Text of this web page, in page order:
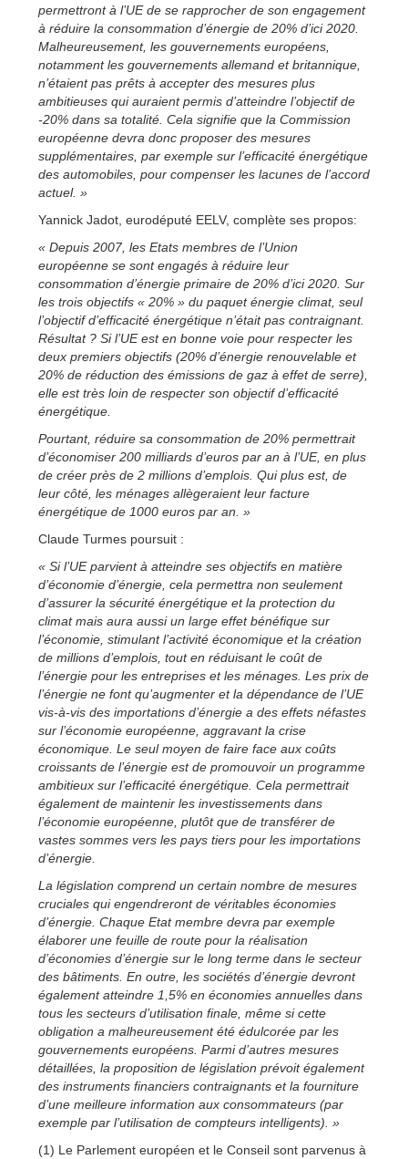
permettront à l’UE de se rapprocher de son engagement
à réduire la consommation d’énergie de 20% d’ici 2020.
Malheureusement, les gouvernements européens,
notamment les gouvernements allemand et britannique,
n’étaient pas prêts à accepter des mesures plus
ambitieuses qui auraient permis d’atteindre l’objectif de
-20% dans sa totalité. Cela signifie que la Commission
européenne devra donc proposer des mesures
supplémentaires, par exemple sur l’efficacité énergétique
des automobiles, pour compenser les lacunes de l’accord
actuel. »
Yannick Jadot, eurodéputé EELV, complète ses propos:
« Depuis 2007, les Etats membres de l’Union
européenne se sont engagés à réduire leur
consommation d’énergie primaire de 20% d’ici 2020. Sur
les trois objectifs « 20% » du paquet énergie climat, seul
l’objectif d’efficacité énergétique n’était pas contraignant.
Résultat ? Si l’UE est en bonne voie pour respecter les
deux premiers objectifs (20% d’énergie renouvelable et
20% de réduction des émissions de gaz à effet de serre),
elle est très loin de respecter son objectif d’efficacité
énergétique.
Pourtant, réduire sa consommation de 20% permettrait
d’économiser 200 milliards d’euros par an à l’UE, en plus
de créer près de 2 millions d’emplois. Qui plus est, de
leur côté, les ménages allègeraient leur facture
énergétique de 1000 euros par an. »
Claude Turmes poursuit :
« Si l’UE parvient à atteindre ses objectifs en matière
d’économie d’énergie, cela permettra non seulement
d’assurer la sécurité énergétique et la protection du
climat mais aura aussi un large effet bénéfique sur
l’économie, stimulant l’activité économique et la création
de millions d’emplois, tout en réduisant le coût de
l’énergie pour les entreprises et les ménages. Les prix de
l’énergie ne font qu’augmenter et la dépendance de l’UE
vis-à-vis des importations d’énergie a des effets néfastes
sur l’économie européenne, aggravant la crise
économique. Le seul moyen de faire face aux coûts
croissants de l’énergie est de promouvoir un programme
ambitieux sur l’efficacité énergétique. Cela permettrait
également de maintenir les investissements dans
l’économie européenne, plutôt que de transférer de
vastes sommes vers les pays tiers pour les importations
d’énergie.
La législation comprend un certain nombre de mesures
cruciales qui engendreront de véritables économies
d’énergie. Chaque Etat membre devra par exemple
élaborer une feuille de route pour la réalisation
d’économies d’énergie sur le long terme dans le secteur
des bâtiments. En outre, les sociétés d’énergie devront
également atteindre 1,5% en économies annuelles dans
tous les secteurs d’utilisation finale, même si cette
obligation a malheureusement été édulcorée par les
gouvernements européens. Parmi d’autres mesures
détaillées, la proposition de législation prévoit également
des instruments financiers contraignants et la fourniture
d’une meilleure information aux consommateurs (par
exemple par l’utilisation de compteurs intelligents). »
(1) Le Parlement européen et le Conseil sont parvenus à